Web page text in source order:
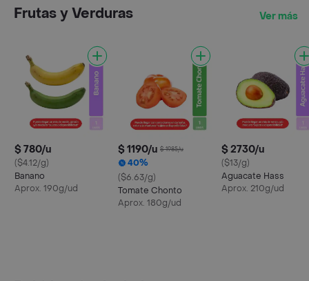
Frutas y Verduras Ver más
$ 780/u
($4.12/g)
Banano
Aprox. 190g/ud
$ 1190/u $ 1985/u
40%
($6.63/g)
Tomate Chonto
Aprox. 180g/ud
$ 2730/u
($13/g)
Aguacate Hass
Aprox. 210g/ud